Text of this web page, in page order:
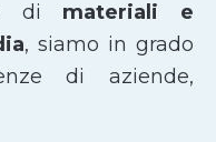
di materiali e
, siamo in grado
di aziende,